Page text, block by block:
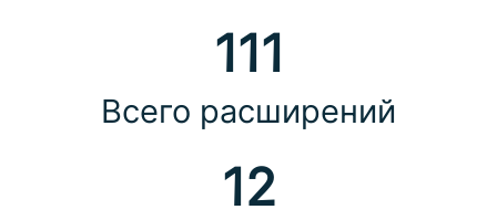
111
Всего расширений
12